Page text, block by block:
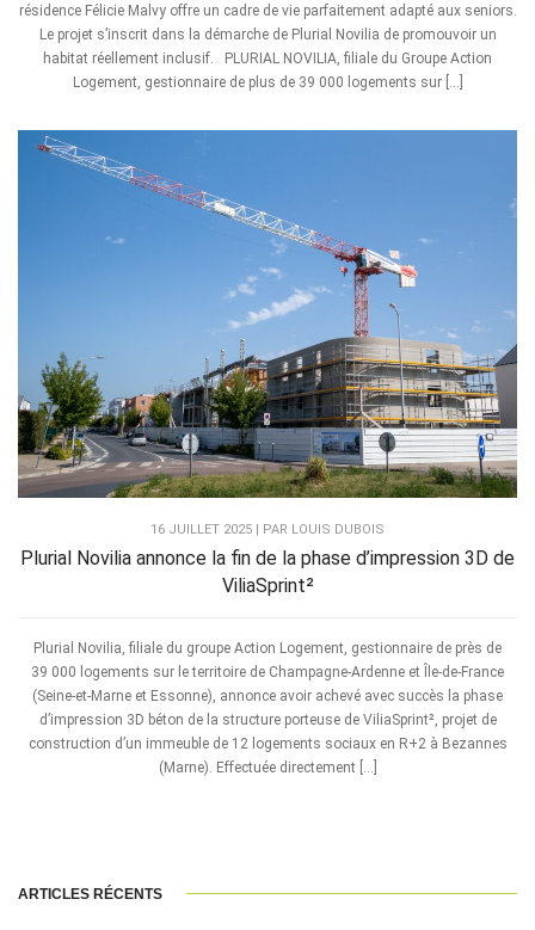
résidence Félicie Malvy offre un cadre de vie parfaitement adapté aux seniors.
Le projet s’inscrit dans la démarche de Plurial Novilia de promouvoir un
habitat réellement inclusif. PLURIAL NOVILIA, filiale du Groupe Action
Logement, gestionnaire de plus de 39 000 logements sur […]
16 JUILLET 2025 | PAR LOUIS DUBOIS
Plurial Novilia annonce la fin de la phase d’impression 3D de
ViliaSprint²
Plurial Novilia, filiale du groupe Action Logement, gestionnaire de près de
39 000 logements sur le territoire de Champagne-Ardenne et Île-de-France
(Seine-et-Marne et Essonne), annonce avoir achevé avec succès la phase
d’impression 3D béton de la structure porteuse de ViliaSprint², projet de
construction d’un immeuble de 12 logements sociaux en R+2 à Bezannes
(Marne). Effectuée directement […]
ARTICLES RÉCENTS